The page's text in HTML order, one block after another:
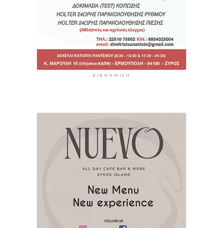
ΔΙΑΦΉΜΙΣΗ